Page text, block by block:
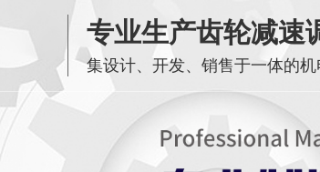
专业生产齿轮减速
集设计、开发、销售于一体的